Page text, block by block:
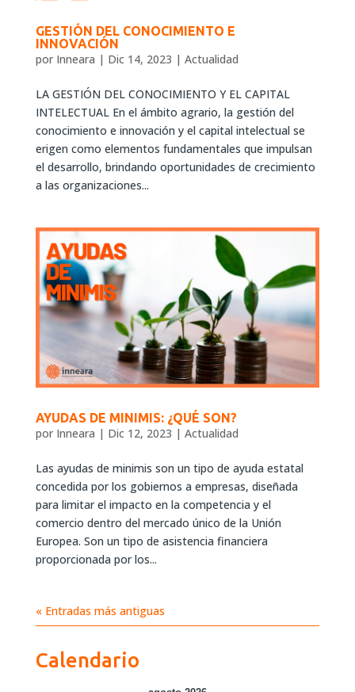
GESTIÓN DEL CONOCIMIENTO E
INNOVACIÓN
por Inneara | Dic 14, 2023 | Actualidad
LA GESTIÓN DEL CONOCIMIENTO Y EL CAPITAL
INTELECTUAL En el ámbito agrario, la gestión del
conocimiento e innovación y el capital intelectual se
erigen como elementos fundamentales que impulsan
el desarrollo, brindando oportunidades de crecimiento
a las organizaciones...
AYUDAS DE MINIMIS: ¿QUÉ SON?
por Inneara | Dic 12, 2023 | Actualidad
Las ayudas de minimis son un tipo de ayuda estatal
concedida por los gobiernos a empresas, diseñada
para limitar el impacto en la competencia y el
comercio dentro del mercado único de la Unión
Europea. Son un tipo de asistencia financiera
proporcionada por los...
« Entradas más antiguas
Calendario